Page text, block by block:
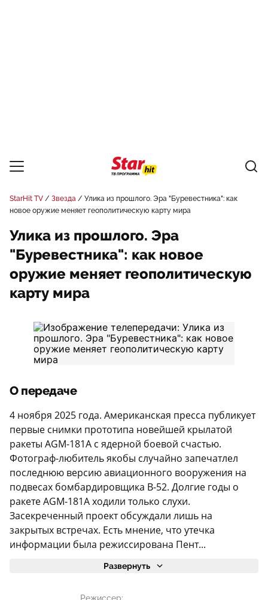
StarHit TV Звезда
Улика из прошлого. Эра "Буревестника": как
новое оружие меняет геополитическую карту мира
Улика из прошлого. Эра
"Буревестника": как новое
оружие меняет геополитическую
карту мира
О передаче
4 ноября 2025 года. Американская пресса публикует
первые снимки прототипа новейшей крылатой
ракеты AGM-181А с ядерной боевой счастью.
Фотограф-любитель якобы случайно запечатлел
последнюю версию авиационного вооружения на
подвесах бомбардировщика B-52. Долгие годы о
ракете AGM-181А ходили только слухи.
Засекреченный проект обсуждали лишь на
закрытых встречах. Есть мнение, что утечка
информации была режиссирована Пент...
Развернуть